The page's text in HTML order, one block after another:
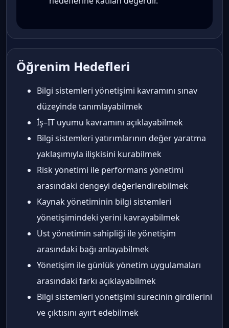
Öğrenim Hedefleri
Bilgi sistemleri yönetişimi kavramını sınav
düzeyinde tanımlayabilmek
İş–IT uyumu kavramını açıklayabilmek
Bilgi sistemleri yatırımlarının değer yaratma
yaklaşımıyla ilişkisini kurabilmek
Risk yönetimi ile performans yönetimi
arasındaki dengeyi değerlendirebilmek
Kaynak yönetiminin bilgi sistemleri
yönetişimindeki yerini kavrayabilmek
Üst yönetimin sahipliği ile yönetişim
arasındaki bağı anlayabilmek
Yönetişim ile günlük yönetim uygulamaları
arasındaki farkı açıklayabilmek
Bilgi sistemleri yönetişimi sürecinin girdilerini
ve çıktısını ayırt edebilmek